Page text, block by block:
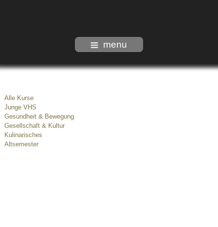
menu
Alle Kurse
Junge VHS
Gesundheit & Bewegung
Gesellschaft & Kultur
Kulinarisches
Altsemester